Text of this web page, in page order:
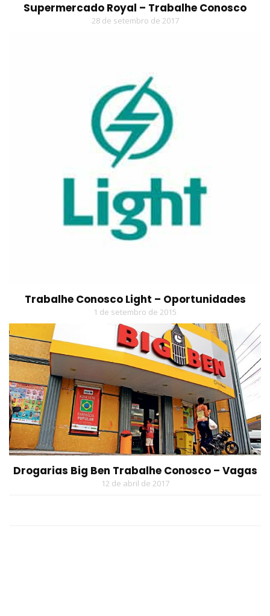
Supermercado Royal – Trabalhe Conosco
28 de setembro de 2017
Trabalhe Conosco Light – Oportunidades
1 de setembro de 2015
Drogarias Big Ben Trabalhe Conosco – Vagas
12 de abril de 2017